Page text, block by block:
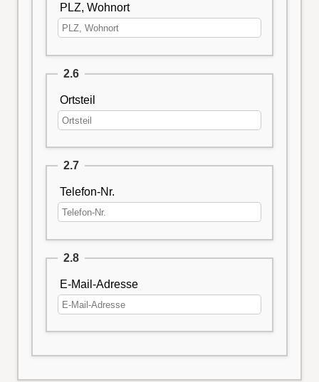
PLZ, Wohnort
2.6
Ortsteil
2.7
Telefon-Nr.
2.8
E-Mail-Adresse